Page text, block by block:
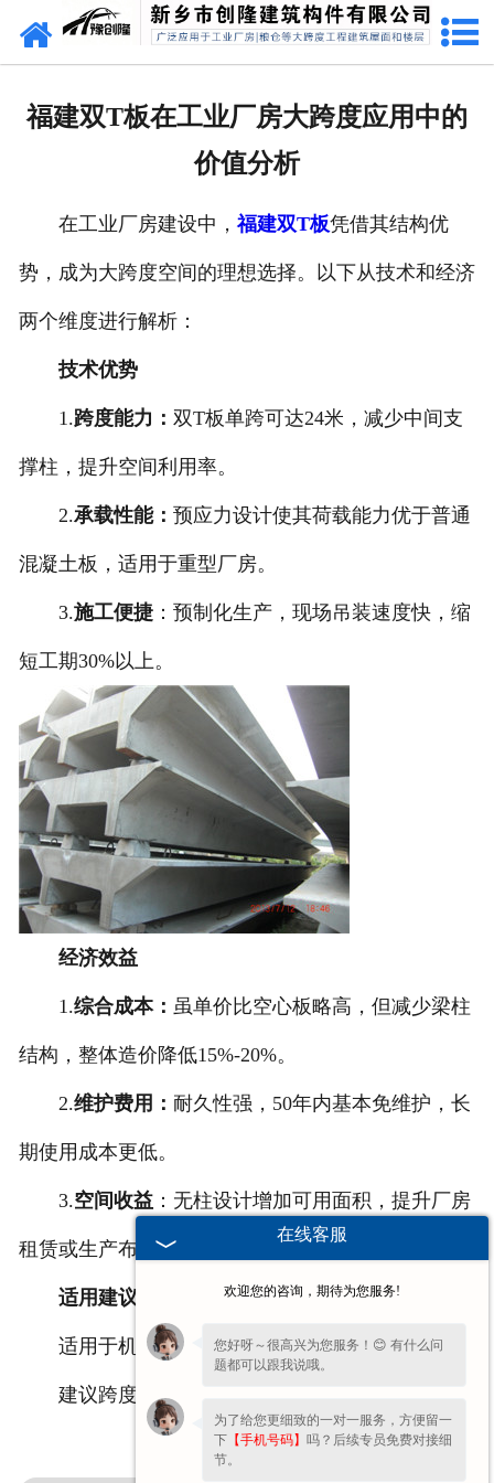
网站首页
联系我们
福建双T板在工业厂房大跨度应用中的
价值分析
在工业厂房建设中， 福建双T板凭借其结构优
势，成为大跨度空间的理想选择。以下从技术和经济
两个维度进行解析：
技术优势
1.跨度能力： 双T板单跨可达24米，减少中间支
撑柱，提升空间利用率。
2.承载性能： 预应力设计使其荷载能力优于普通
混凝土板，适用于重型厂房。
3.施工便捷：预制化生产，现场吊装速度快，缩
短工期30%以上。
经济效益
1.综合成本： 虽单价比空心板略高，但减少梁柱
结构，整体造价降低15%-20%。
2.维护费用： 耐久性强，50年内基本免维护，长
期使用成本更低。
3.空间收益：无柱设计增加可用面积，提升厂房
租赁或生产布局灵活性。
适用建议
适用于机械制造、仓储物流等大跨度需求厂房
建议跨度＞15m时优先考虑，发挥***大经济性
在线客服
欢迎您的咨询，期待为您服务!
您好呀～很高兴为您服务！😊 有什么问
题都可以跟我说哦。
为了给您更细致的一对一服务，方便留一
下 【手机号码】 吗？后续专员免费对接细
节。